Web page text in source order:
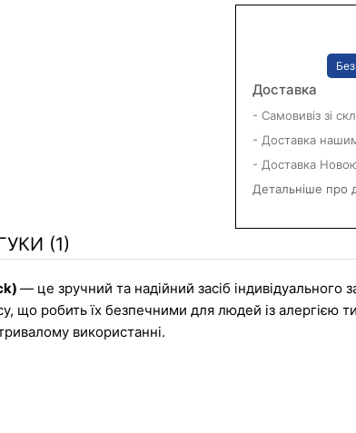
Доставка
- Самовивіз зі
- Доставка
- Доставка
Детальніше про
(1)
— це зручний та надійний засіб
що робить їх безпечними для людей із алергією
використанні.